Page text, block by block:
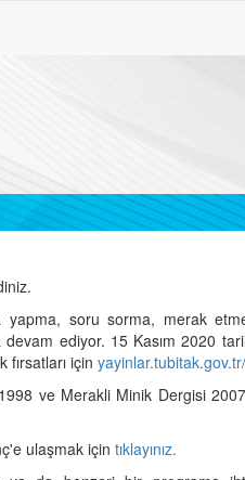
yapma, soru sorma, merak
ediyor. 15 Kasım 2020
için yayinlar.tubitak.gov.tr/
ve Merakli Minik Dergisi
ulaşmak için tıklayınız.